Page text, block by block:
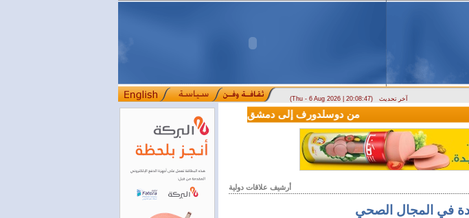
(Thu - 6 Aug 2026 | 20:08:47) آخر تحديث
وصول أول رحلة لشركة LEAV Aviation من دوسلدورف إلى دمشق:::: المصرف التجاري السوري يمدّد ساعات العمل حتى
أرشيف علاقات دولية
في المجال الصحي